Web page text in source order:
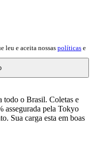
leu e aceita nossas políticas e
todo o Brasil. Coletas e
assegurada pela Tokyo
Sua carga esta em boas